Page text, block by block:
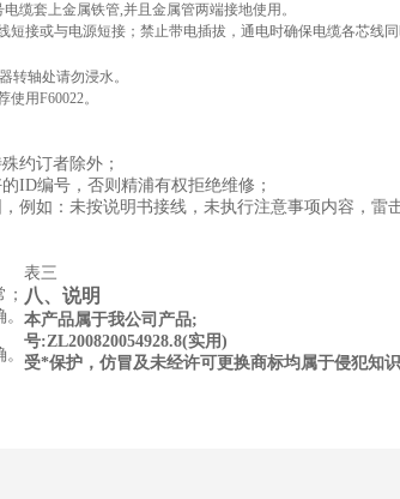
缆套上金属铁管,并且金属管两端接地使用。
短接或与电源短接；禁止带电插拔，通电时确保电缆各芯线
转轴处请勿浸水。
用F60022。
约订者除外；
ID编号，否则精浦有权拒绝维修；
例如：未按说明书接线，未执行注意事项内容，雷
表三
八、说明
本产品属于我公司产品;
号:ZL200820054928.8(实用)
受*保护，仿冒及未经许可更换商标均属于侵犯知